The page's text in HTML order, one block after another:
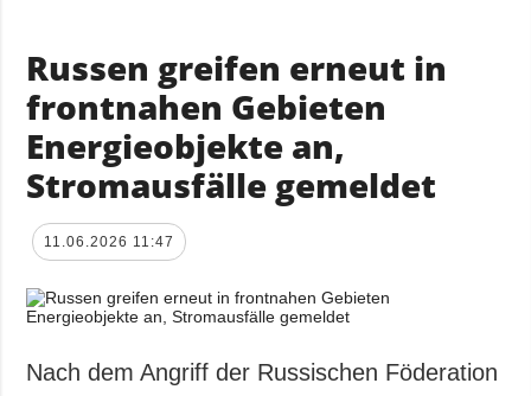
Russen greifen erneut in
frontnahen Gebieten
Energieobjekte an,
Stromausfälle gemeldet
11.06.2026 11:47
Nach dem Angriff der Russischen Föderation